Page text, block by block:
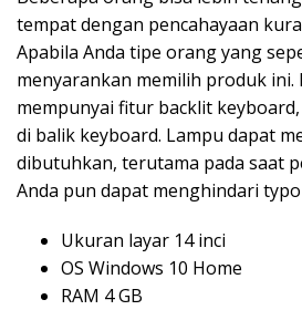
tempat dengan pencahayaan
Apabila Anda tipe orang yang
menyarankan memilih produk ini.
mempunyai fitur backlit
di balik keyboard. Lampu dapat
dibutuhkan, terutama pada saat
Anda pun dapat menghindari
Ukuran layar 14 inci
OS Windows 10 Home
RAM 4 GB